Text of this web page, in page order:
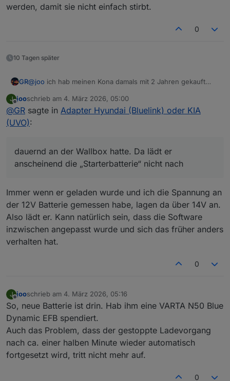
werden, damit sie nicht einfach stirbt.
0
10 Tagen später
GR@joo ich hab meinen Kona damals mit 2 Jahren gekauft
laut meiner Werkstatt - daran gelegen, daß ich das Auto
dauernd an der Wallbox hatte. Da lädt er anscheinend die
„Starterbatterie“ nicht nach.
betätigen. Bei mir zeigt der Adapter im Winter immer
Warnungen an, daß die (neue) Batterie nur 63% hat. Das
hat aber nie irgendwelche Auswirkungen gehabt. Bin auch
J
Offline
jooschrieb am 4. März 2026, 05:00
zuletzt editiert von
@GR sagte in Adapter Hyundai (Bluelink) oder KIA
(UVO):
dauernd an der Wallbox hatte. Da lädt er
anscheinend die „Starterbatterie“ nicht nach
Immer wenn er geladen wurde und ich die Spannung an
der 12V Batterie gemessen habe, lagen da über 14V an.
Also lädt er. Kann natürlich sein, dass die Software
inzwischen angepasst wurde und sich das früher anders
verhalten hat.
0
J
Offline
jooschrieb am 4. März 2026, 05:16
zuletzt editiert von
So, neue Batterie ist drin. Hab ihm eine VARTA N50 Blue
Dynamic EFB spendiert.
Auch das Problem, dass der gestoppte Ladevorgang
nach ca. einer halben Minute wieder automatisch
fortgesetzt wird, tritt nicht mehr auf.
0